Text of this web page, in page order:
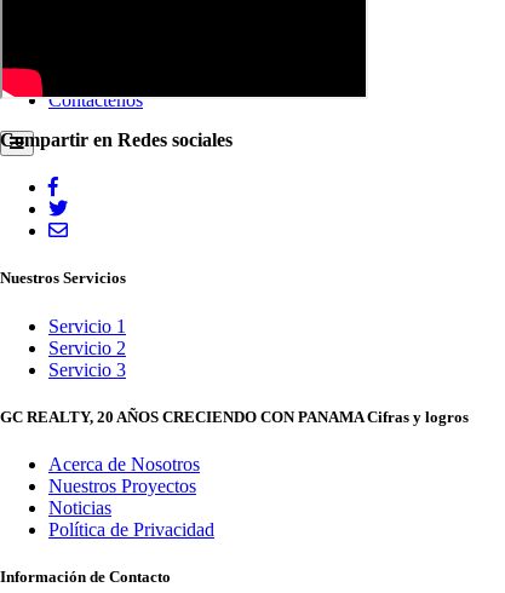
Contáctenos
Compartir en Redes sociales
Nuestros Servicios
Servicio 1
Servicio 2
Servicio 3
GC REALTY, 20 AÑOS CRECIENDO CON PANAMA Cifras y logros
Acerca de Nosotros
Nuestros Proyectos
Noticias
Política de Privacidad
Información de Contacto